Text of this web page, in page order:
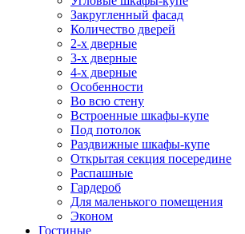
Закругленный фасад
Количество дверей
2-х дверные
3-х дверные
4-х дверные
Особенности
Во всю стену
Встроенные шкафы-купе
Под потолок
Раздвижные шкафы-купе
Открытая секция посередине
Распашные
Гардероб
Для маленького помещения
Эконом
Гостиные